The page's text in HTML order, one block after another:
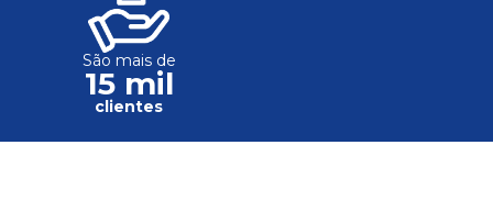
São mais de
15 mil
clientes